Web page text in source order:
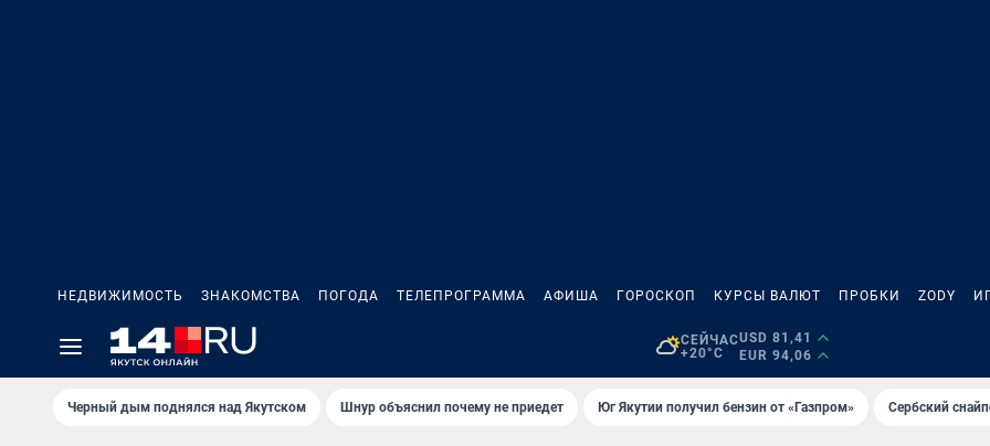
НЕДВИЖИМОСТЬ ЗНАКОМСТВА ПОГОДА ТЕЛЕПРОГРАММА АФИША ГОРОСКОП КУРСЫ ВАЛЮТ ПРОБКИ ZODY
СЕЙЧАС
+20°C
USD 81,41
EUR 94,06
Черный дым поднялся над Якутском Шнур объяснил почему не приедет Юг Якутии получил бензин от «Газпром» Сербский